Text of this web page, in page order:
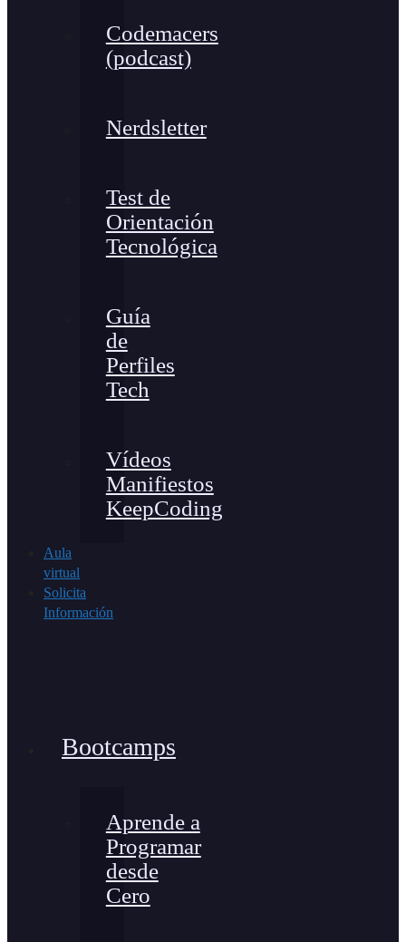
Codemacers
(podcast)
Nerdsletter
Test de
Orientación
Tecnológica
Guía
de
Perfiles
Tech
Vídeos
Manifiestos
KeepCoding
Aula
virtual
Solicita
Información
Bootcamps
Aprende a
Programar
desde
Cero